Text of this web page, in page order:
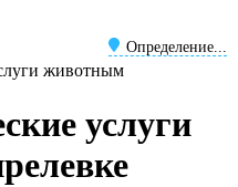
Определение...
животным
услуги